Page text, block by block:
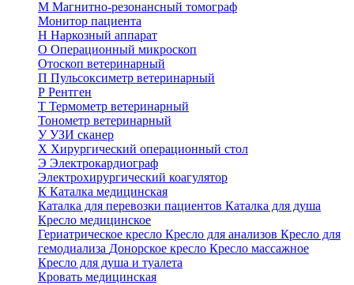
М Магнитно-резонансный томограф
Монитор пациента
Н Наркозный аппарат
О Операционный микроскоп
Отоскоп ветеринарный
П Пульсоксиметр ветеринарный
Р Рентген
Т Термометр ветеринарный
Тонометр ветеринарный
УУЗИ сканер
Х Хирургический операционный стол
Э Электрокардиограф
Электрохирургический коагулятор
К Каталка медицинская
Каталка для перевозки пациентов Каталка для душа
Кресло медицинское
Гериатрическое кресло Кресло для анализов Кресло для
гемодиализа Донорское кресло Кресло массажное
Кресло для душа и туалета
Кровать медицинская